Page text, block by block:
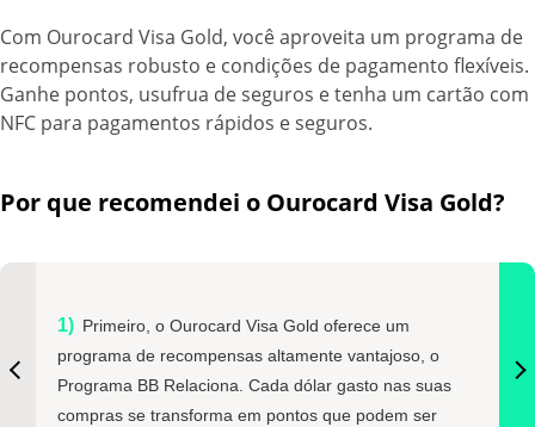
Com Ourocard Visa Gold, você aproveita um programa de
recompensas robusto e condições de pagamento flexíveis.
Ganhe pontos, usufrua de seguros e tenha um cartão com
NFC para pagamentos rápidos e seguros.
Por que recomendei o Ourocard Visa Gold?
Primeiro, o Ourocard Visa Gold oferece um
programa de recompensas altamente vantajoso, o
Programa BB Relaciona. Cada dólar gasto nas suas
compras se transforma em pontos que podem ser